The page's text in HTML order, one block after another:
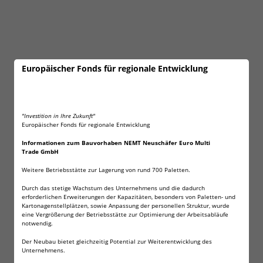
Europäischer Fonds für regionale Entwicklung
"Investition in Ihre Zukunft"
Europäischer Fonds für regionale Entwicklung
Informationen zum Bauvorhaben NEMT Neuschäfer Euro Multi
Trade GmbH
Weitere Betriebsstätte zur Lagerung von rund 700 Paletten.
Durch das stetige Wachstum des Unternehmens und die dadurch
erforderlichen Erweiterungen der Kapazitäten, besonders von Paletten- und
Kartonagenstellplätzen, sowie Anpassung der personellen Struktur, wurde
eine Vergrößerung der Betriebsstätte zur Optimierung der Arbeitsabläufe
notwendig.
Der Neubau bietet gleichzeitig Potential zur Weiterentwicklung des
Unternehmens.